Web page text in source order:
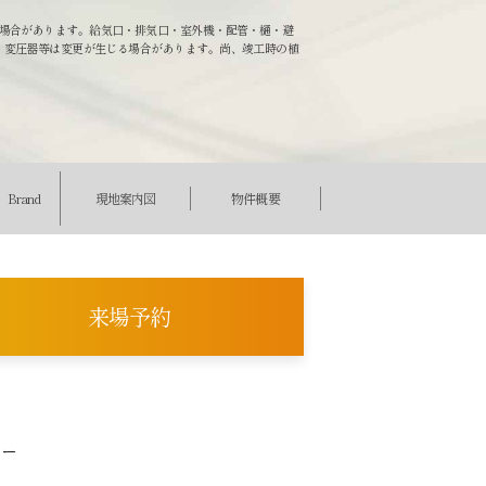
があります。給気口・排気口・室外機・配管・樋・避
圧器等は変更が生じる場合があります。尚、竣工時の植
Brand 現地案内図 物件概要
来場予約